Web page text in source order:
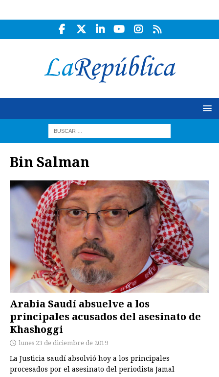
Bin Salman
Arabia Saudí absuelve a los
principales acusados del asesinato de
Khashoggi
lunes 23 de diciembre de 2019
La Justicia saudí absolvió hoy a los principales
procesados por el asesinato del periodista Jamal